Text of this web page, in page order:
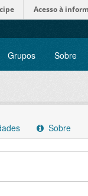
Acesso à
Grupos Sobre
Sobre